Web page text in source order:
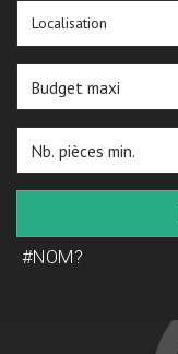
Localisation
#NOM?